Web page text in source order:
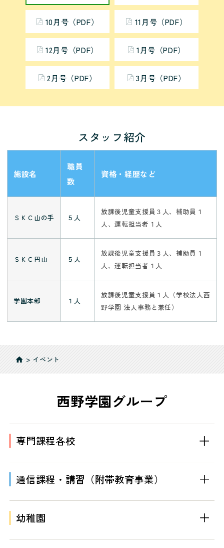
10月号（PDF） 11月号（PDF）
12月号（PDF） 1月号（PDF）
2月号（PDF） 3月号（PDF）
スタッフ紹介
施設名
職員
数
資格・経歴など
ＳＫＣ山の手 ５人
放課後児童支援員３人、補助員１
人、運転担当者１人
ＳＫＣ円山 ５人
放課後児童支援員３人、補助員１
人、運転担当者１人
学園本部 １人
放課後児童支援員１人（学校法人西
野学園 法人事務と兼任）
home > イベント
西野学園グループ
専門課程各校
通信課程・講習 （附帯教育事業）
幼稚園